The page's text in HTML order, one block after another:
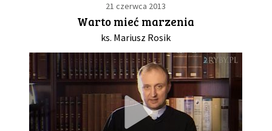
21 czerwca 2013
Warto mieć marzenia
ks. Mariusz Rosik